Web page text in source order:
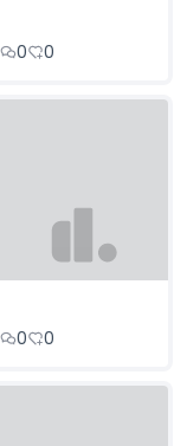
0 0
0 0